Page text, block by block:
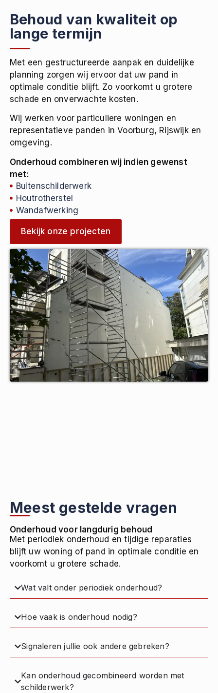
Behoud van kwaliteit op
lange termijn
Met een gestructureerde aanpak en duidelijke
planning zorgen wij ervoor dat uw pand in
optimale conditie blijft. Zo voorkomt u grotere
schade en onverwachte kosten.
Wij werken voor particuliere woningen en
representatieve panden in Voorburg, Rijswijk en
omgeving.
Onderhoud combineren wij indien gewenst
met:
Buitenschilderwerk
Houtrotherstel
Wandafwerking
Bekijk onze projecten
Meest gestelde vragen
Onderhoud voor langdurig behoud
Met periodiek onderhoud en tijdige reparaties
blijft uw woning of pand in optimale conditie en
voorkomt u grotere schade.
Wat valt onder periodiek onderhoud?
Hoe vaak is onderhoud nodig?
Signaleren jullie ook andere gebreken?
Kan onderhoud gecombineerd worden met
schilderwerk?